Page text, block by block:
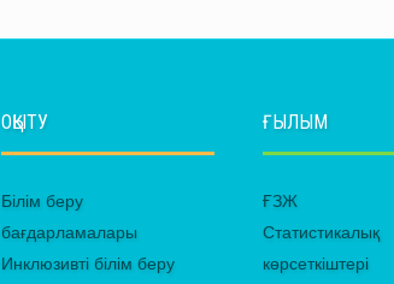
ОҚЫТУ
Білім беру
бағдарламалары
Инклюзивті білім беру
ҒЫЛЫМ
ҒЗЖ
Статистикалық
көрсеткіштері